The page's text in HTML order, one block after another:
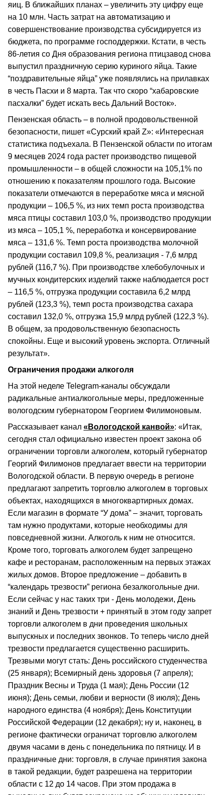
яиц. В ближайших планах – увеличить эту цифру еще
на 10 млн. Часть затрат на автоматизацию и
совершенствование производства субсидируется из
бюджета, по программе господдержки. Кстати, в честь
86-летия со Дня образования региона птицзавод снова
выпустил праздничную серию куриного яйца. Такие
“поздравительные яйца” уже появлялись на прилавках
в честь Пасхи и 8 марта. Так что скоро “хабаровские
пасхалки” будет искать весь Дальний Восток».
Пензенская область – в полной продовольственной
безопасности, пишет «Сурский край Z»: «Интересная
статистика подъехала. В Пензенской области по итогам
9 месяцев 2024 года растет производство пищевой
промышленности – в общей сложности на 105,1% по
отношению к показателям прошлого года. Высокие
показатели отмечаются в переработке мяса и мясной
продукции – 106,5 %, из них темп роста производства
мяса птицы составил 103,0 %, производство продукции
из мяса – 105,1 %, переработка и консервирование
мяса – 131,6 %. Темп роста производства молочной
продукции составил 109,8 %, реализация - 7,6 млрд
рублей (116,7 %). При производстве хлебобулочных и
мучных кондитерских изделий также наблюдается рост
– 116,5 %, отгрузка продукции составила 6,2 млрд
рублей (123,3 %), темп роста производства сахара
составил 132,0 %, отгрузка 15,9 млрд рублей (122,3 %).
В общем, за продовольственную безопасность
спокойны. Еще и высокий уровень экспорта. Отличный
результат».
Ограничения продажи алкоголя
На этой неделе Telegram-каналы обсуждали
радикальные антиалкогольные меры, предложенные
вологодским губернатором Георгием Филимоновым.
Рассказывает канал «Вологодской канвой»: «Итак,
сегодня стал официально известен проект закона об
ограничении торговли алкоголем, который губернатор
Георгий Филимонов предлагает ввести на территории
Вологодской области. В первую очередь в регионе
предлагают запретить торговлю алкоголем в торговых
объектах, находящихся в многоквартирных домах.
Если магазин в формате “У дома” – значит, торговать
там нужно продуктами, которые необходимы для
повседневной жизни. Алкоголь к ним не относится.
Кроме того, торговать алкоголем будет запрещено
кафе и ресторанам, расположенным на первых этажах
жилых домов. Второе предложение – добавить в
“календарь трезвости” региона безалкогольные дни.
Если сейчас у нас таких три - День молодежи, День
знаний и День трезвости + принятый в этом году запрет
торговли алкоголем в дни проведения школьных
выпускных и последних звонков. То теперь число дней
трезвости предлагается существенно расширить.
Трезвыми могут стать: День российского студенчества
(25 января); Всемирный день здоровья (7 апреля);
Праздник Весны и Труда (1 мая); День России (12
июня); День семьи, любви и верности (8 июля); День
народного единства (4 ноября); День Конституции
Российской Федерации (12 декабря); ну и, наконец, в
регионе фактически ограничат торговлю алкоголем
двумя часами в день с понедельника по пятницу. И в
праздничные дни: торговля, в случае принятия закона
в такой редакции, будет разрешена на территории
области с 12 до 14 часов. При этом продажа в